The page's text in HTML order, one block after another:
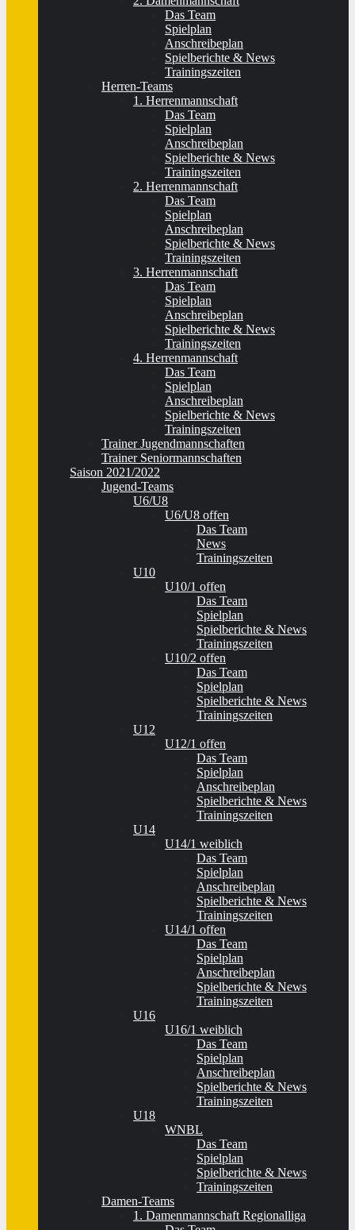
Das Team
Spielplan
Anschreibeplan
Spielberichte & News
Trainingszeiten
Herren-Teams
1. Herrenmannschaft
Das Team
Spielplan
Anschreibeplan
Spielberichte & News
Trainingszeiten
2. Herrenmannschaft
Das Team
Spielplan
Anschreibeplan
Spielberichte & News
Trainingszeiten
3. Herrenmannschaft
Das Team
Spielplan
Anschreibeplan
Spielberichte & News
Trainingszeiten
4. Herrenmannschaft
Das Team
Spielplan
Anschreibeplan
Spielberichte & News
Trainingszeiten
Trainer Jugendmannschaften
Trainer Seniormannschaften
Saison 2021/2022
Jugend-Teams
U6/U8
U6/U8 offen
Das Team
News
Trainingszeiten
U10
U10/1 offen
Das Team
Spielplan
Spielberichte & News
Trainingszeiten
U10/2 offen
Das Team
Spielplan
Spielberichte & News
Trainingszeiten
U12
U12/1 offen
Das Team
Spielplan
Anschreibeplan
Spielberichte & News
Trainingszeiten
U14
U14/1 weiblich
Das Team
Spielplan
Anschreibeplan
Spielberichte & News
Trainingszeiten
U14/1 offen
Das Team
Spielplan
Anschreibeplan
Spielberichte & News
Trainingszeiten
U16
U16/1 weiblich
Das Team
Spielplan
Anschreibeplan
Spielberichte & News
Trainingszeiten
U18
WNBL
Das Team
Spielplan
Spielberichte & News
Trainingszeiten
Damen-Teams
1. Damenmannschaft Regionalliga